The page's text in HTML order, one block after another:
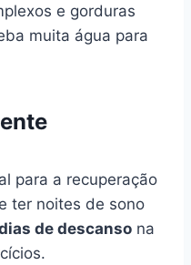
e gorduras
muita água para
para a recuperação
ter noites de sono
de descanso na